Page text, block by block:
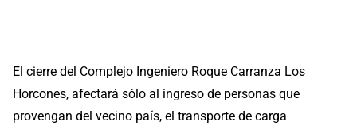
El cierre del Complejo Ingeniero Roque Carranza Los
Horcones, afectará sólo al ingreso de personas que
provengan del vecino país, el transporte de carga